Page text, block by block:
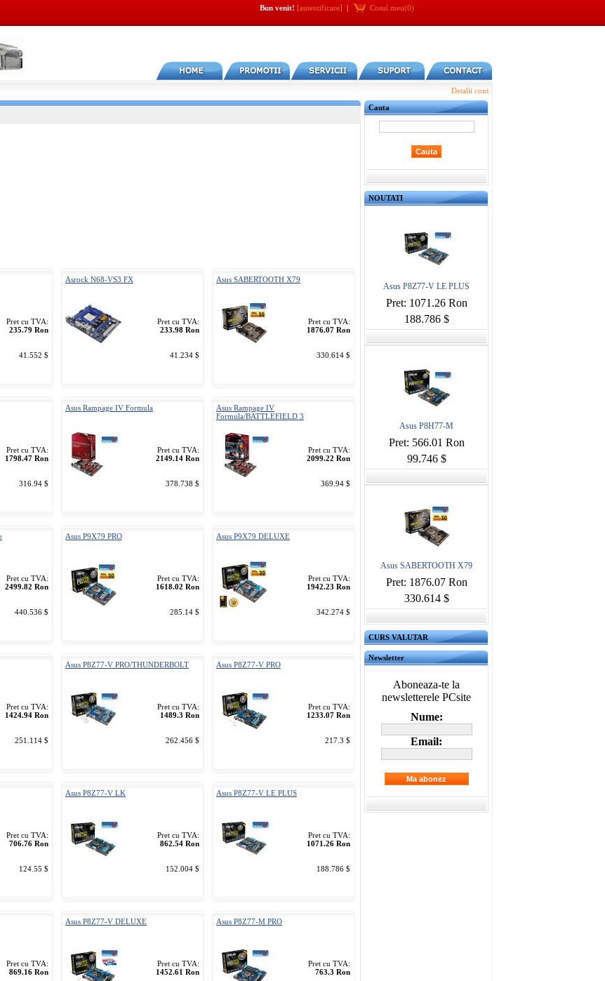
Bun venit! [autentificare] | Cosul meu(0)
Detalii cont
Pret cu TVA:
235.79 Ron
41.552 $
Asrock N68-VS3 FX
Pret cu TVA:
233.98 Ron
41.234 $
Asus SABERTOOTH X79
Pret cu TVA:
1876.07 Ron
330.614 $
Pret cu TVA:
1798.47 Ron
316.94 $
Asus Rampage IV Formula
Pret cu TVA:
2149.14 Ron
378.738 $
Asus Rampage IV
Formula/BATTLEFIELD 3
Pret cu TVA:
2099.22 Ron
369.94 $
Pret cu TVA:
2499.82 Ron
440.536 $
Asus P9X79 PRO
Pret cu TVA:
1618.02 Ron
285.14 $
Asus P9X79 DELUXE
Pret cu TVA:
1942.23 Ron
342.274 $
Pret cu TVA:
1424.94 Ron
251.114 $
Asus P8Z77-V PRO/THUNDERBOLT
Pret cu TVA:
1489.3 Ron
262.456 $
Asus P8Z77-V PRO
Pret cu TVA:
1233.07 Ron
217.3 $
Pret cu TVA:
706.76 Ron
124.55 $
Asus P8Z77-V LK
Pret cu TVA:
862.54 Ron
152.004 $
Asus P8Z77-V LE PLUS
Pret cu TVA:
1071.26 Ron
188.786 $
Pret cu TVA:
869.16 Ron
Asus P8Z77-V DELUXE
Pret cu TVA:
1452.61 Ron
Asus P8Z77-M PRO
Pret cu TVA:
763.3 Ron
Cauta
NOUTATI
Asus P8Z77-V LE PLUS
Pret: 1071.26 Ron
188.786 $
Asus P8H77-M
Pret: 566.01 Ron
99.746 $
Asus SABERTOOTH X79
Pret: 1876.07 Ron
330.614 $
CURS VALUTAR
Newsletter
Aboneaza-te la
newsletterele PCsite
Nume:
Email: